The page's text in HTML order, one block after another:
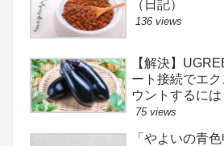
（日記）
136 views
【解決】
ート接続でエ
ウントするには
75 views
「やよいの青